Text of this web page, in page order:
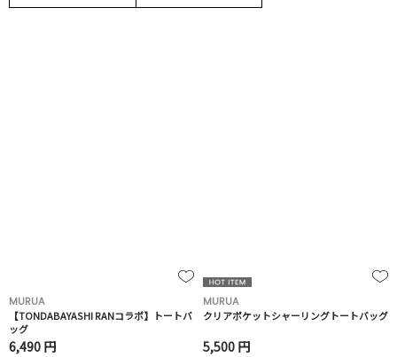
MURUA
【TONDABAYASHI RANコラボ】トートバ
ッグ
6,490 円
MURUA
クリアポケットシャーリングトートバッグ
5,500 円